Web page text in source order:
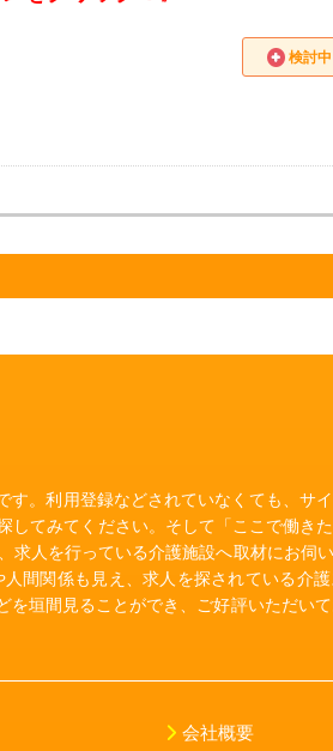
検討
。利用登録などされていなくても、サ
てみてください。そして「ここで働き
人を行っている介護施設へ取材にお伺
間関係も見え、求人を探されている介
垣間見ることができ、ご好評いただい
会社概要